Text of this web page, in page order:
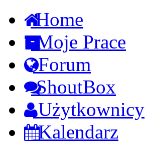
Home
Moje Prace
Forum
ShoutBox
Użytkownicy
Kalendarz